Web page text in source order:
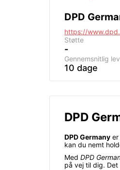
DPD
https://
Støtte
-
Gennemsnitlig
10 dage
DPD
DPD Germany er
kan du nemt
Med DPD
på vej til dig.